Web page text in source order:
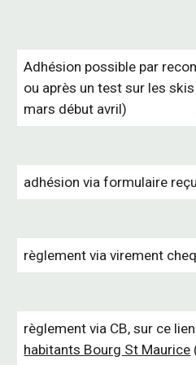
Adhésion possible par
ou après un test sur les
mars début avril)
adhésion via formulaire
règlement via virement
règlement via CB, sur ce lien
habitants Bourg St Maurice